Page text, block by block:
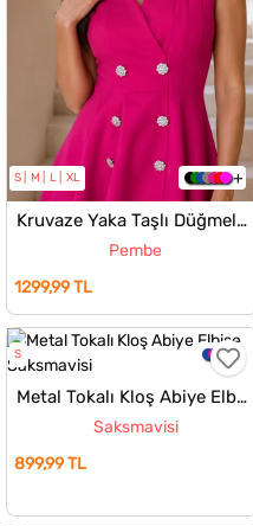
S M L XL
Kruvaze Yaka Taşlı Düğmeli İçi Kendinden Astarlı Abiye Elbise
Pembe
1299,99 TL
S
Metal Tokalı Kloş Abiye Elbise
Saksmavisi
899,99 TL